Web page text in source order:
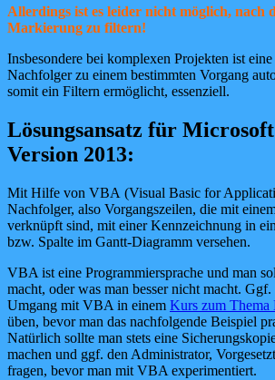
Allerdings ist es leider nicht möglich, nach
Markierung zu filtern!
Insbesondere bei komplexen Projekten ist
Nachfolger zu einem bestimmten Vorgang
somit ein Filtern ermöglicht, essenziell.
Lösungsansatz für
Version 2013:
Mit Hilfe von VBA (Visual Basic for
Nachfolger, also Vorgangszeilen, die mit
verknüpft sind, mit einer Kennzeichnung in
bzw. Spalte im Gantt-Diagramm versehen.
VBA ist eine Programmiersprache und man
macht, oder was man besser nicht macht. Ggf.
Umgang mit VBA in einem Kurs zum Thema
üben, bevor man das nachfolgende Beispiel
Natürlich sollte man stets eine
machen und ggf. den Administrator,
fragen, bevor man mit VBA experimentiert.